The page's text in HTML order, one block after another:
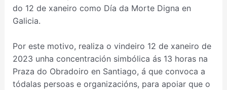
do 12 de xaneiro como Día da Morte Digna en
Galicia.
Por este motivo, realiza o vindeiro 12 de xaneiro de
2023 unha concentración simbólica ás 13 horas na
Praza do Obradoiro en Santiago, á que convoca a
tódalas persoas e organizacións, para apoiar que o